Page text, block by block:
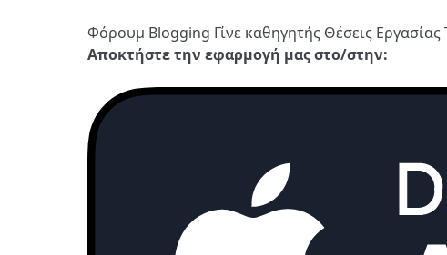
Φόρουμ Blogging Γίνε καθηγητής Θέσεις Εργασίας
Αποκτήστε την εφαρμογή μας στο/στην: